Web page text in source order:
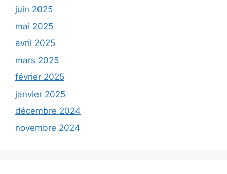
juin 2025
mai 2025
avril 2025
mars 2025
février 2025
janvier 2025
décembre 2024
novembre 2024